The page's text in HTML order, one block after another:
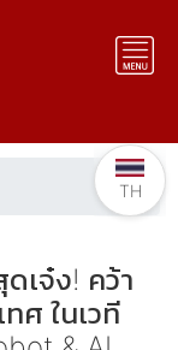
เจ๋ง! คว้า
ศ ในเวที
TH